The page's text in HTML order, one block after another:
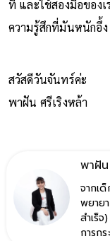
ที และใช้สองมือของเ
ความรู้สึกที่มันหนักอึ้ง
สวัสดีวันจันทร์ค่ะ
พาฝัน ศรีเริงหล้า
พาฝัน
จากเ
พยาย
สำเร็
การก